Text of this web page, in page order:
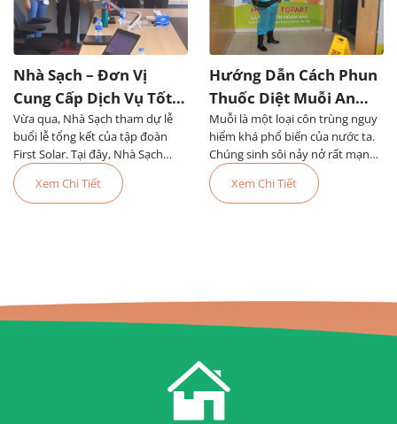
Vừa qua, Nhà Sạch tham dự lễ
buổi lễ tổng kết của tập đoàn
First Solar. Tại đây, Nhà Sạch
được công nhận là đơn vị cung
cấp dịch vụ tốt nhất trong năm.
Nhà Sạch – Đơn Vị
Cung Cấp Dịch Vụ Tốt
Nhất Tại First Solar
Xem Chi Tiết
Muỗi là một loại côn trùng nguy
hiểm khá phổ biến của nước ta.
Chúng sinh sôi nảy nở rất mạnh
vào các mùa mưa và gây ra
nhiều bệnh nguy hiểm cho con
người trong đó nguy hiểm đặc
Hướng Dẫn Cách Phun
Thuốc Diệt Muỗi An
Toàn Và Hiệu Quả
Xem Chi Tiết